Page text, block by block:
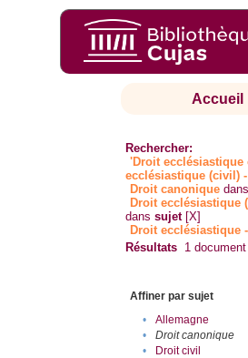
Accueil
Rechercher:
'Droit ecclésiastique
ecclésiastique (civil)
Droit canonique
Droit ecclésiastique
danssujet [X]
Droit ecclésiastique
Résultats 1 document
Affiner par sujet
•
Allemagne
•
Droit canonique
•
Droit civil